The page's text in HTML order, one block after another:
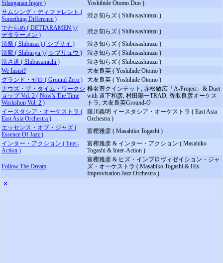
Silanganan Ingay )
Yoshihide Otomo Duo )
サムシング・ディファレント (
Something Difference )
渋さ知らズ ( Shibusashirazu )
でたらめ ( DETTARAMEN ) (
デタラーメン )
渋さ知らズ ( Shibusashirazu )
渋祭 ( Shibusai ) ( シブサイ )
渋さ知らズ ( Shibusashirazu )
渋龍 ( Shiburyu ) ( シブリュウ )
渋さ知らズ ( Shibusashirazu )
渋さ道 ( Shibusamichi )
渋さ知らズ ( Shibuzashirazu )
We Insist?
大友良英 ( Yoshihide Otomo )
グランド・ゼロ ( Ground Zero )
大友良英 ( Yoshihide Otomo )
ナウズ・ザ・タイム・ワークシ
ョップ Vol. 2 ( Now's The Time
Workshop Vol. 2 )
椎名豊クインテット, 赤松敏広「A-Project」& Duet
with 道下和彦, 村田陽一TRAD, 香取良彦オーケス
トラ, 大友良英Ground-O
イースタシア・オーケストラ (
East Asia Orchestra )
藤川義明 イースタシア・オーケストラ ( East Asia
Orchestra )
エッセンス・オブ・ジャズ (
Essence Of Jazz )
富樫雅彦 ( Masahiko Togashi )
インター・アクション ( Inter-
Action )
富樫雅彦 & インター・アクション ( Masahiko
Togashi & Inter-Action )
Follow The Dream
富樫雅彦 & ヒズ・インプロヴィゼイション・ジャ
ズ・オーケストラ ( Masahiko Togashi & His
Improvisation Jazz Orchestra )
✕